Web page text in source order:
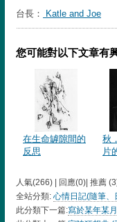
台長： Katle and Joe
您可能對以下文章有
在生命罅隙間的
反思
秋
片
人氣(266) | 回應(0)| 推薦 (3
全站分類: 心情日記(隨筆、
此分類下一篇:寫於某年某